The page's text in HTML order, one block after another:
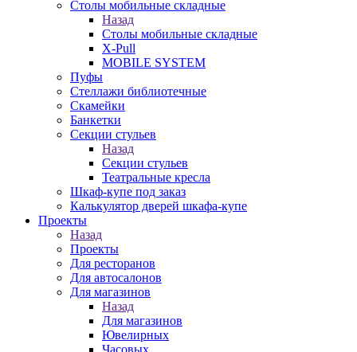
Столы мобильные складные
Назад
Столы мобильные складные
X-Pull
MOBILE SYSTEM
Пуфы
Стеллажи библиотечные
Скамейки
Банкетки
Секции стульев
Назад
Секции стульев
Театральные кресла
Шкаф-купе под заказ
Калькулятор дверей шкафа-купе
Проекты
Назад
Проекты
Для ресторанов
Для автосалонов
Для магазинов
Назад
Для магазинов
Ювелирных
Часовых